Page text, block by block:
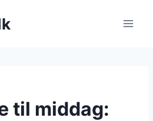
til middag: